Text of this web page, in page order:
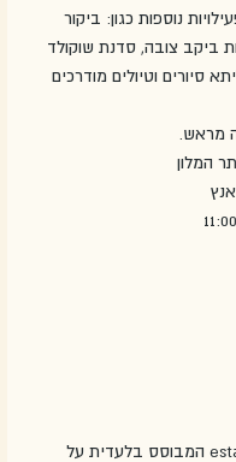
נוספות כגון: ביקור
ביקב צובה, סדנת שוקולד
סיורים וטיולים מודרכים
מראש.
המלון
היקב הינו יקב estate המבוסס בלעדית על